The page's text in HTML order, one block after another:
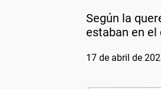
Según la
estaban en
17 de abril de